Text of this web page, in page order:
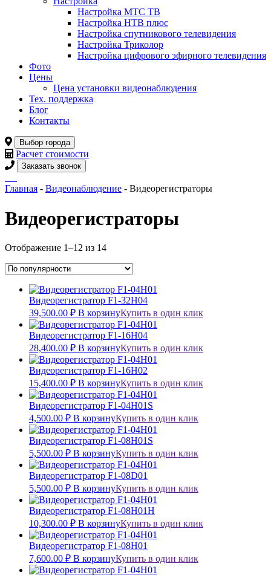
Настройка МТС ТВ
Настройка НТВ плюс
Настройка спутникового телевидения
Настройка Триколор
Настройка цифрового эфирного телевидения
Фото
Цены
Цена установки видеонаблюдения
Тех. поддержка
Блог
Контакты
Выбор города
Расчет стоимости
Заказать звонок
Главная - Видеонаблюдение - Видеорегистраторы
Видеорегистраторы
Отображение 1–12 из 14
Видеорегистратор F1-32H04
39,500.00 ₽ В корзинуКупить в один клик
Видеорегистратор F1-16H04
28,400.00 ₽ В корзинуКупить в один клик
Видеорегистратор F1-16H02
15,400.00 ₽ В корзинуКупить в один клик
Видеорегистратор F1-04H01S
4,500.00 ₽ В корзинуКупить в один клик
Видеорегистратор F1-08H01S
5,500.00 ₽ В корзинуКупить в один клик
Видеорегистратор F1-08D01
5,500.00 ₽ В корзинуКупить в один клик
Видеорегистратор F1-08H01H
10,300.00 ₽ В корзинуКупить в один клик
Видеорегистратор F1-08H01
7,600.00 ₽ В корзинуКупить в один клик